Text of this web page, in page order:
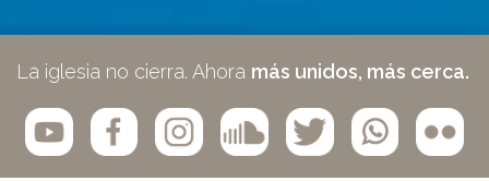
La iglesia no cierra. Ahora más unidos, más cerca.